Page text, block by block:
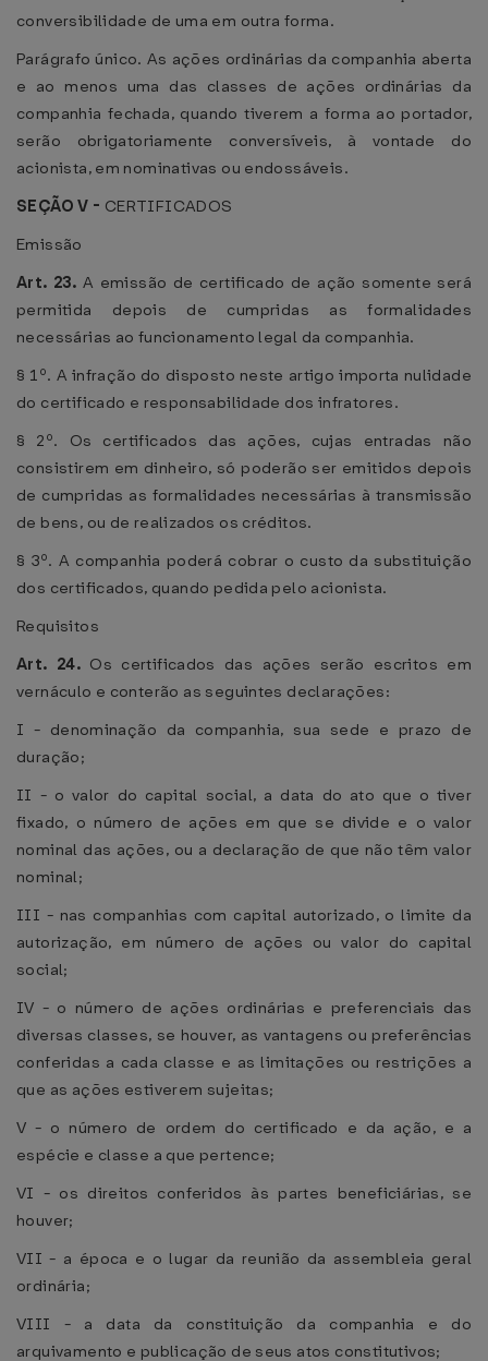
conversibilidade de uma em outra forma.
Parágrafo único. As ações ordinárias da companhia aberta
e ao menos uma das classes de ações ordinárias da
companhia fechada, quando tiverem a forma ao portador,
serão obrigatoriamente conversíveis, à vontade do
acionista, em nominativas ou endossáveis.
SEÇÃO V - CERTIFICADOS
Emissão
Art. 23. A emissão de certificado de ação somente será
permitida depois de cumpridas as formalidades
necessárias ao funcionamento legal da companhia.
§ 1º. A infração do disposto neste artigo importa nulidade
do certificado e responsabilidade dos infratores.
§ 2º. Os certificados das ações, cujas entradas não
consistirem em dinheiro, só poderão ser emitidos depois
de cumpridas as formalidades necessárias à transmissão
de bens, ou de realizados os créditos.
§ 3º. A companhia poderá cobrar o custo da substituição
dos certificados, quando pedida pelo acionista.
Requisitos
Art. 24. Os certificados das ações serão escritos em
vernáculo e conterão as seguintes declarações:
I - denominação da companhia, sua sede e prazo de
duração;
II - o valor do capital social, a data do ato que o tiver
fixado, o número de ações em que se divide e o valor
nominal das ações, ou a declaração de que não têm valor
nominal;
III - nas companhias com capital autorizado, o limite da
autorização, em número de ações ou valor do capital
social;
IV - o número de ações ordinárias e preferenciais das
diversas classes, se houver, as vantagens ou preferências
conferidas a cada classe e as limitações ou restrições a
que as ações estiverem sujeitas;
V - o número de ordem do certificado e da ação, e a
espécie e classe a que pertence;
VI - os direitos conferidos às partes beneficiárias, se
houver;
VII - a época e o lugar da reunião da assembleia geral
ordinária;
VIII - a data da constituição da companhia e do
arquivamento e publicação de seus atos constitutivos;